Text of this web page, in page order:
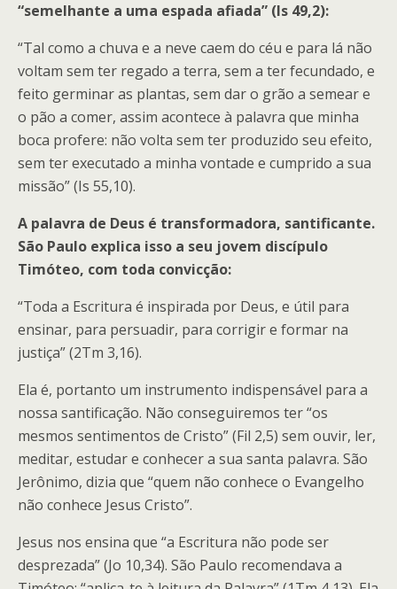
“semelhante a uma espada afiada” (Is 49,2):
“Tal como a chuva e a neve caem do céu e para lá não
voltam sem ter regado a terra, sem a ter fecundado, e
feito germinar as plantas, sem dar o grão a semear e
o pão a comer, assim acontece à palavra que minha
boca profere: não volta sem ter produzido seu efeito,
sem ter executado a minha vontade e cumprido a sua
missão” (Is 55,10).
A palavra de Deus é transformadora, santificante.
São Paulo explica isso a seu jovem discípulo
Timóteo, com toda convicção:
“Toda a Escritura é inspirada por Deus, e útil para
ensinar, para persuadir, para corrigir e formar na
justiça” (2Tm 3,16).
Ela é, portanto um instrumento indispensável para a
nossa santificação. Não conseguiremos ter “os
mesmos sentimentos de Cristo” (Fil 2,5) sem ouvir, ler,
meditar, estudar e conhecer a sua santa palavra. São
Jerônimo, dizia que “quem não conhece o Evangelho
não conhece Jesus Cristo”.
Jesus nos ensina que “a Escritura não pode ser
desprezada” (Jo 10,34). São Paulo recomendava a